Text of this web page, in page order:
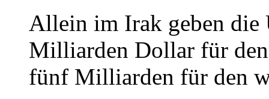
Allein im Irak geben die
Milliarden Dollar für
fünf Milliarden für den